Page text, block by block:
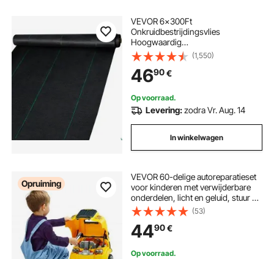
VEVOR 6x300Ft
Onkruidbestrijdingsvlies
Hoogwaardig
onkruidbestrijdingsvlies Tuinvlies
Scheurvast
(1,550)
4690€
Op voorraad.
Levering:zodra Vr. Aug. 14
In winkelwagen
Opruiming
VEVOR 60-delige autoreparatieset
voor kinderen met verwijderbare
onderdelen, licht en geluid, stuur en
claxon, werkplaatsset voor peuters
vanaf 3 jaar, geel
(53)
4490€
Op voorraad.